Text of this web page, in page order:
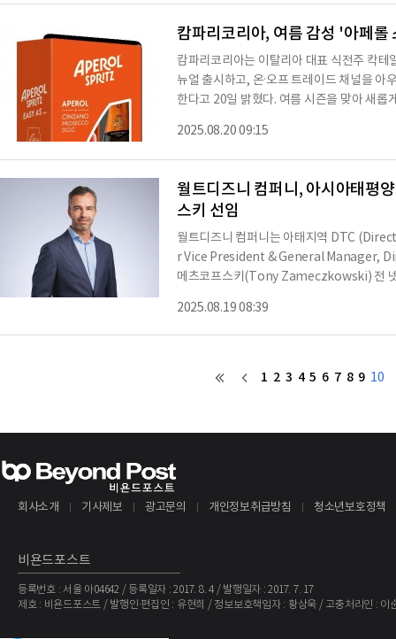
캄파리코리아, 여름 감성 '아페
캄파리코리아는 이탈리아 대표 식전주 칵
뉴얼 출시하고, 온·오프 트레이드 채널을 아
한다고 20일 밝혔다. 여름 시즌을 맞아 새롭
브랜드 이미지를 강화했다.이번 듀오팩에
통해 소비자는 단순히 제품을 구매하는 데
2025.08.20 09:15
월트디즈니 컴퍼니, 아시아태평
스키 선임
월트디즈니 컴퍼니는 아태지역 DTC
r Vice President & General Manager,
메츠코프스키(Tony Zameczkowski) 전 넷
먼트, 테크 분야에서 25년 이상 글로벌 경
니의 스트리밍 비즈니스 성장과 발전을 이끌 예정이다. 신임 수석부사장은
2025.08.19 08:39
1 2 3 4 5 6 7 8 9 10
회사소개 기사제보 광고문의 개인정보취급방침 청소년보호정책
비욘드포스트
등록번호 : 서울 아04642 / 등록일자 : 2017. 8. 4 / 발행일자 : 2017. 7. 17
제호 : 비욘드포스트 / 발행인·편집인 : 유현희 / 정보보호책임자 : 황상욱 / 고충처리인 : 이